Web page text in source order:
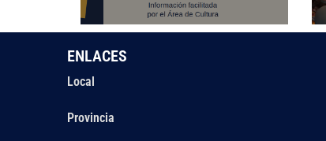
ENLACES
Local
Provincia